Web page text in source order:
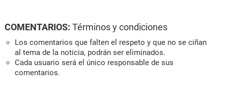
COMENTARIOS: Términos y condiciones
Los comentarios que falten el respeto y que no se ciñan
al tema de la noticia, podrán ser eliminados.
Cada usuario será el único responsable de sus
comentarios.